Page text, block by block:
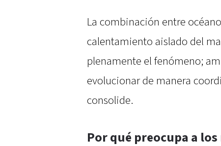
La combinación entre
calentamiento aislado del
plenamente el fenómeno;
evolucionar de manera
consolide.
Por qué preocupa a